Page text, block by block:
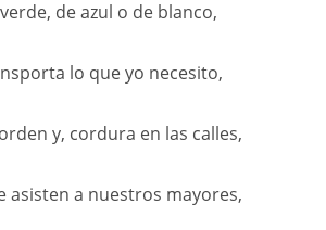
de azul o de blanco,
lo que yo necesito,
y, cordura en las calles,
asisten a nuestros mayores,